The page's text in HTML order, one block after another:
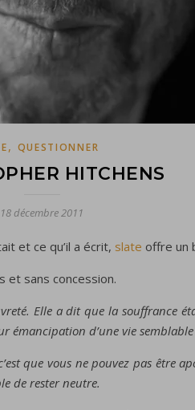
, QUESTIONNER
HITCHENS
18 décembre 2011
et ce qu’il a écrit, slate offre un
et sans concession.
Elle a dit que la souffrance
émancipation d’une vie
que vous ne pouvez pas être
de rester neutre.